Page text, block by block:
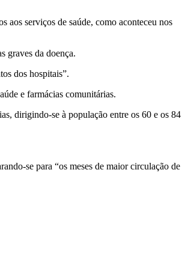
aos serviços de saúde, como aconteceu nos
graves da doença.
dos hospitais”.
e farmácias comunitárias.
dirigindo-se à população entre os 60 e os 84
se para “os meses de maior circulação de